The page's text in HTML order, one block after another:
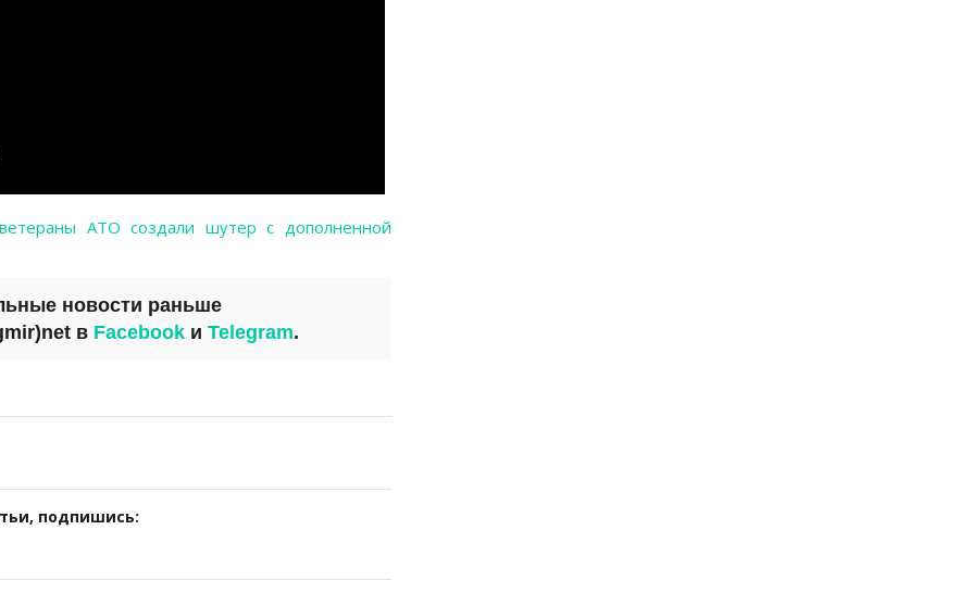
ветераны АТО создали шутер с дополненной
новости раньше
в Facebook и Telegram.
подпишись: